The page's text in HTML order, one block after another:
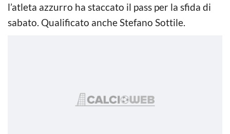
l’atleta azzurro ha staccato il pass per la sfida di
sabato. Qualificato anche Stefano Sottile.